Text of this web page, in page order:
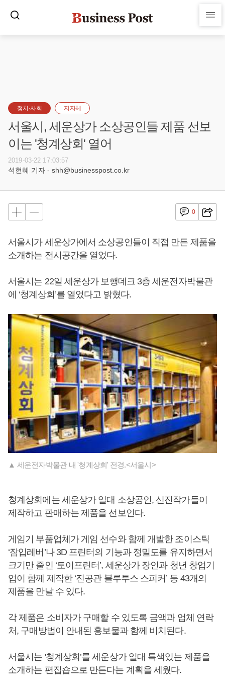
정치·사회 지자체
서울시, 세운상가 소상공인들 제품 선보
이는 '청계상회' 열어
2019-03-22 17:03:57
석현혜 기자 - shh@businesspost.co.kr
0
서울시가 세운상가에서 소상공인들이 직접 만든 제품을
소개하는 전시공간을 열었다.
서울시는 22일 세운상가 보행데크 3층 세운전자박물관
에 ‘청계상회’를 열었다고 밝혔다.
▲ 세운전자박물관 내 '청계상회' 전경.<서울시>
청계상회에는 세운상가 일대 소상공인, 신진작가들이
제작하고 판매하는 제품을 선보인다.
게임기 부품업체가 게임 선수와 함께 개발한 조이스틱
‘잠입레버’나 3D 프린터의 기능과 정밀도를 유지하면서
크기만 줄인 ‘토이프린터’, 세운상가 장인과 청년 창업기
업이 함께 제작한 ‘진공관 블루투스 스피커’ 등 43개의
제품을 만날 수 있다.
각 제품은 소비자가 구매할 수 있도록 금액과 업체 연락
처, 구매방법이 안내된 홍보물과 함께 비치된다.
서울시는 '청계상회’를 세운상가 일대 특색있는 제품을
소개하는 편집숍으로 만든다는 계획을 세웠다.